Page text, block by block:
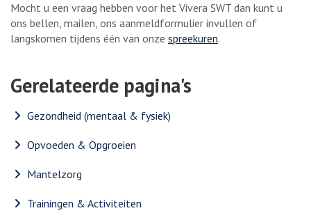
Mocht u een vraag hebben voor het Vivera SWT dan kunt u
ons bellen, mailen, ons aanmeldformulier invullen of
langskomen tijdens één van onze spreekuren.
Gerelateerde pagina's
Gezondheid (mentaal & fysiek)
Opvoeden & Opgroeien
Mantelzorg
Trainingen & Activiteiten